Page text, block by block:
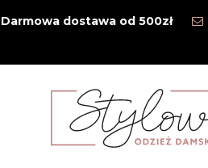
Darmowa dostawa od 500zł